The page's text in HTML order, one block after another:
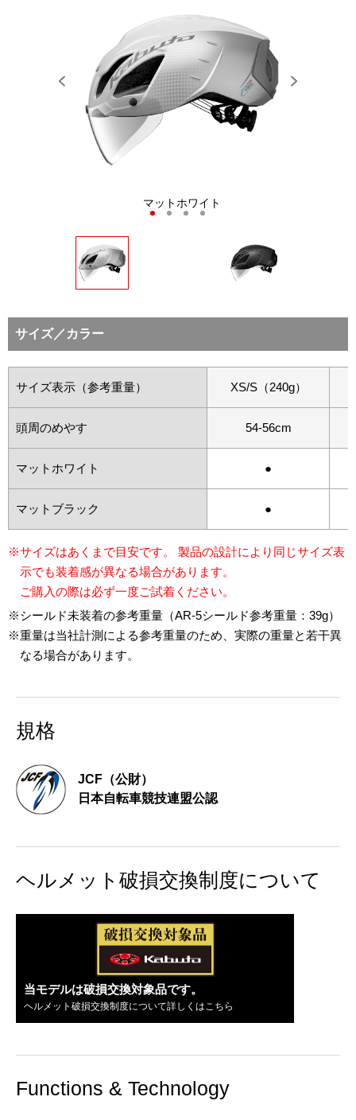
マットホワイト
1 2 3
サイズ／カラー
サイズ表示（参考重量） XS/S（240g）
頭周のめやす 54-56cm
マットホワイト ●
マットブラック ●
※サイズはあくまで目安です。 製品の設計により同じサイズ表
示でも装着感が異なる場合があります。
ご購入の際は必ず一度ご試着ください。
※シールド未装着の参考重量（AR-5シールド参考重量：39g）
※重量は当社計測による参考重量のため、実際の重量と若干異
なる場合があります。
規格
JCF（公財）
日本自転車競技連盟公認
ヘルメット破損交換制度について
当モデルは破損交換対象品です。
ヘルメット破損交換制度について詳しくはこちら
Functions & Technology